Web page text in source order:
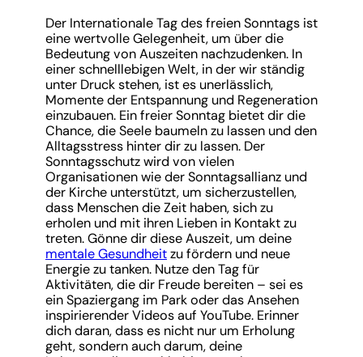
Der Internationale Tag des freien Sonntags ist
eine wertvolle Gelegenheit, um über die
Bedeutung von Auszeiten nachzudenken. In
einer schnelllebigen Welt, in der wir ständig
unter Druck stehen, ist es unerlässlich,
Momente der Entspannung und Regeneration
einzubauen. Ein freier Sonntag bietet dir die
Chance, die Seele baumeln zu lassen und den
Alltagsstress hinter dir zu lassen. Der
Sonntagsschutz wird von vielen
Organisationen wie der Sonntagsallianz und
der Kirche unterstützt, um sicherzustellen,
dass Menschen die Zeit haben, sich zu
erholen und mit ihren Lieben in Kontakt zu
treten. Gönne dir diese Auszeit, um deine
mentale Gesundheitzu fördern und neue
Energie zu tanken. Nutze den Tag für
Aktivitäten, die dir Freude bereiten – sei es
ein Spaziergang im Park oder das Ansehen
inspirierender Videos auf YouTube. Erinner
dich daran, dass es nicht nur um Erholung
geht, sondern auch darum, deine